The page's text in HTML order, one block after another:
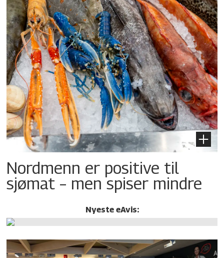
Nordmenn er positive til
sjømat – men spiser mindre
Nyeste eAvis: